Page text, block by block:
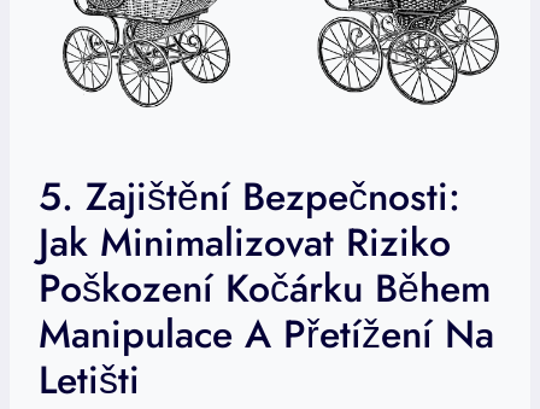
5. Zajištění Bezpečnosti:
Jak Minimalizovat Riziko
Poškození Kočárku Během
Manipulace A Přetížení Na
Letišti